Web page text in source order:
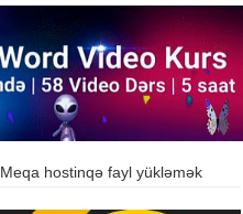
Meqa hostinqə fayl yükləmək